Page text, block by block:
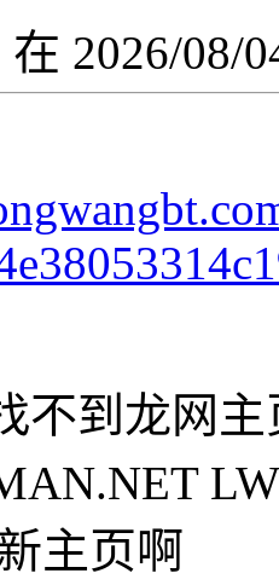
在 2026/08/
不到龙网
主页啊